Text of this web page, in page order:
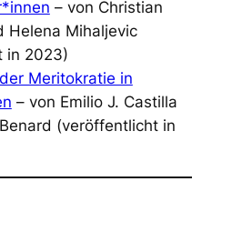
– von Christian
Helena Mihaljevic
in 2023)
Meritokratie in
– von Emilio J. Castilla
(veröffentlicht in